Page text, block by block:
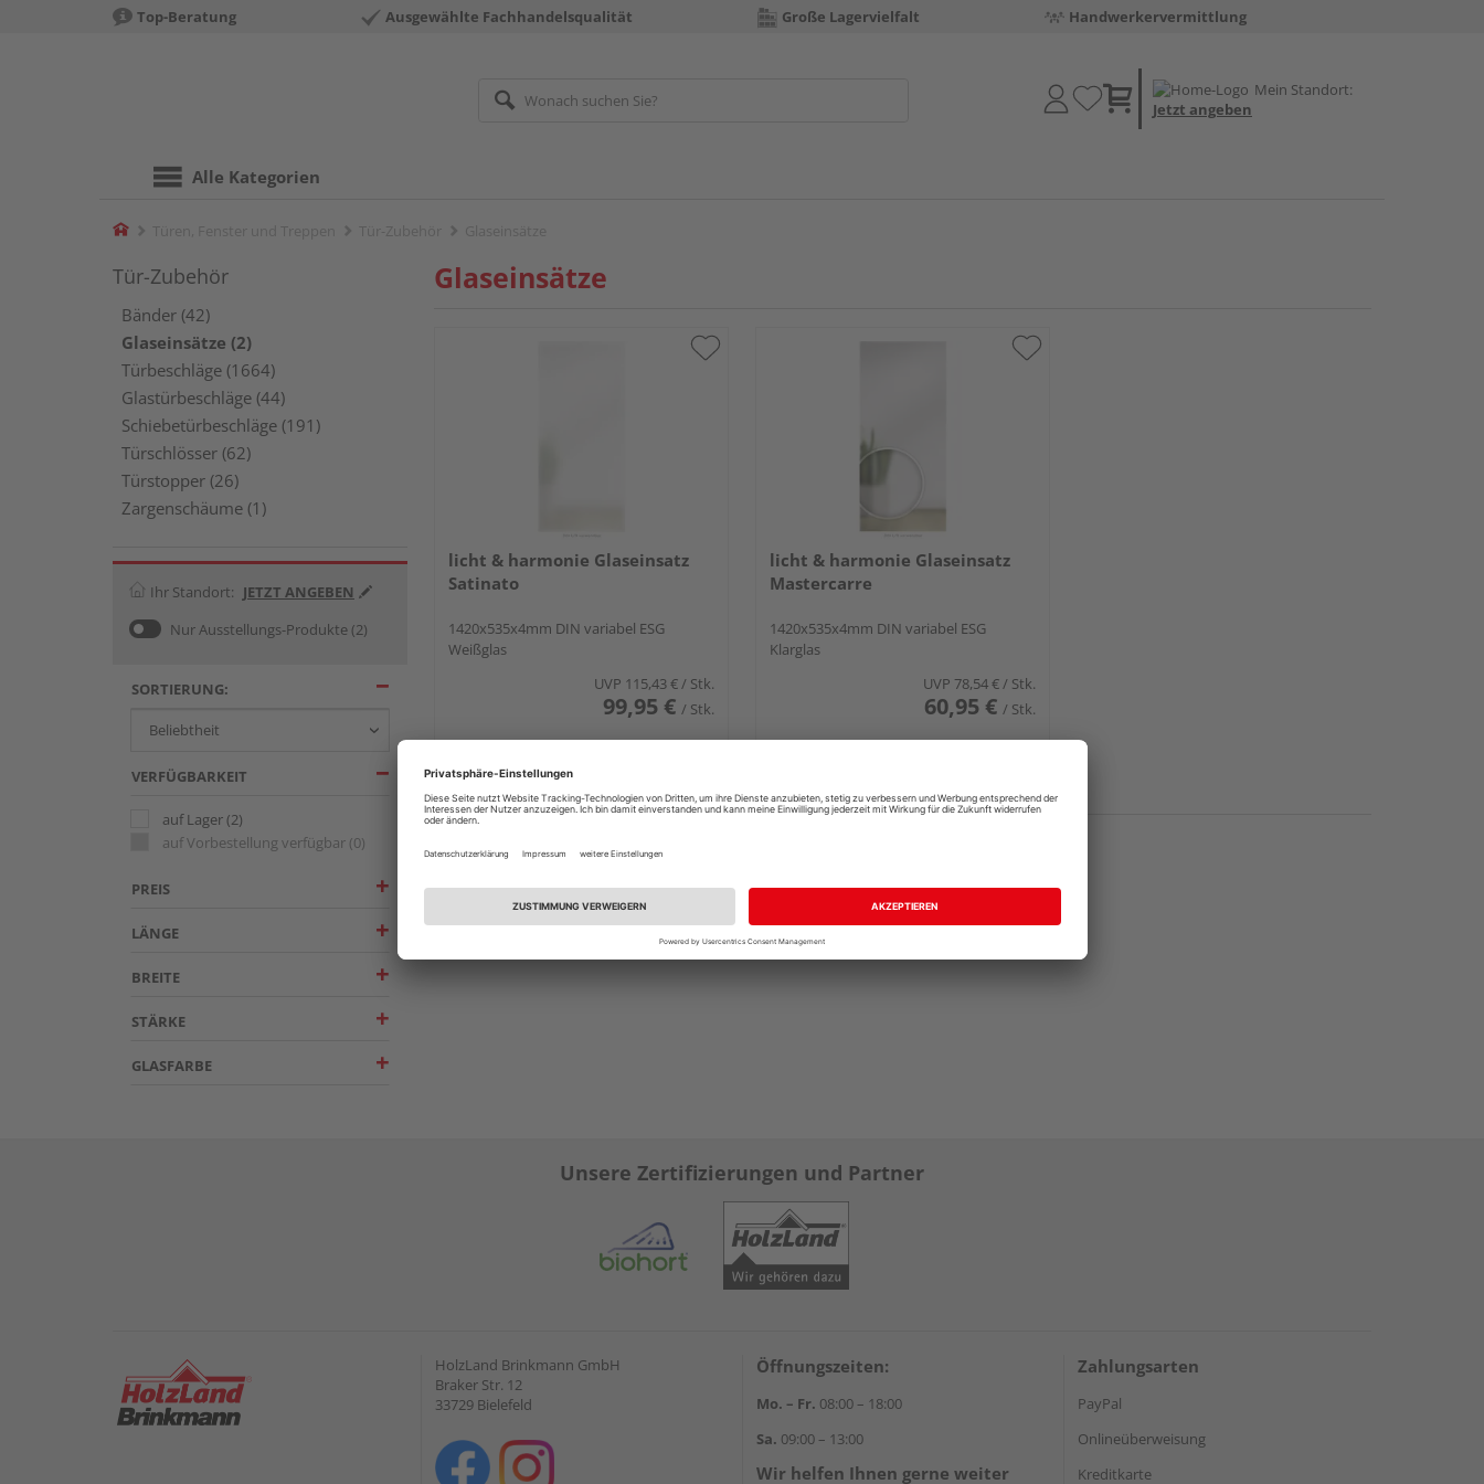
Top-Beratung Ausgewählte Fachhandelsqualität Große Lagervielfalt Handwerkervermittlung
Mein Standort:
Jetzt angeben
Alle Kategorien
Home
Tür-Zubehör
Bänder (42)
Glaseinsätze (2)
Türbeschläge (1664)
Glastürbeschläge (44)
Schiebetürbeschläge (191)
Türschlösser (62)
Türstopper (26)
Zargenschäume (1)
Ihr Standort: JETZT ANGEBEN
Nur Ausstellungs-Produkte (2)
SORTIERUNG:
VERFÜGBARKEIT
auf Lager(2)
auf Vorbestellung verfügbar (0)
PREIS
LÄNGE
BREITE
STÄRKE
GLASFARBE
Glaseinsätze
licht & harmonie Glaseinsatz
Satinato
1420x535x4mm DIN variabel ESG
Weißglas
UVP 115,43 €/ Stk.
99,95 € / Stk.
licht & harmonie Glaseinsatz
Mastercarre
1420x535x4mm DIN variabel ESG
Klarglas
UVP 78,54 €/ Stk.
60,95 € / Stk.
Unsere Zertifizierungen und Partner
HolzLand Brinkmann GmbH
Braker Str. 12
33729 Bielefeld
Öffnungszeiten:
Mo. – Fr. 08:00 – 18:00
Sa. 09:00 – 13:00
Wir helfen Ihnen gerne weiter
Zahlungsarten
PayPal
Onlineüberweisung
Kreditkarte